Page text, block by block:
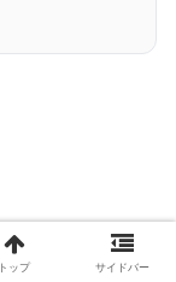
はてブ
トップ サイドバー